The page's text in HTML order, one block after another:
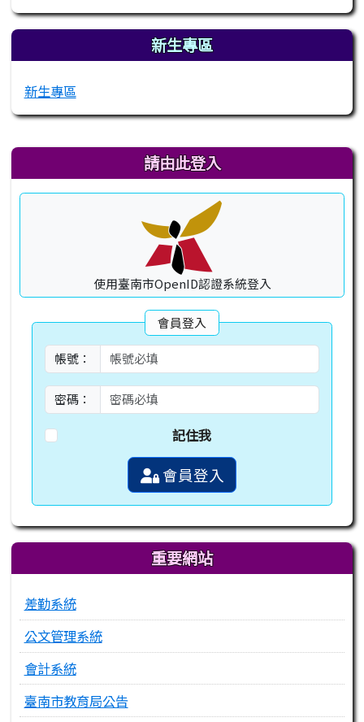
新生專區
新生專區
右邊區域內容 請由此登入
使用臺南市OpenID認證系統登入
會員登入
帳號：
密碼：
記住我
會員登入
重要網站
差勤系統
公文管理系統
會計系統
臺南市教育局公告